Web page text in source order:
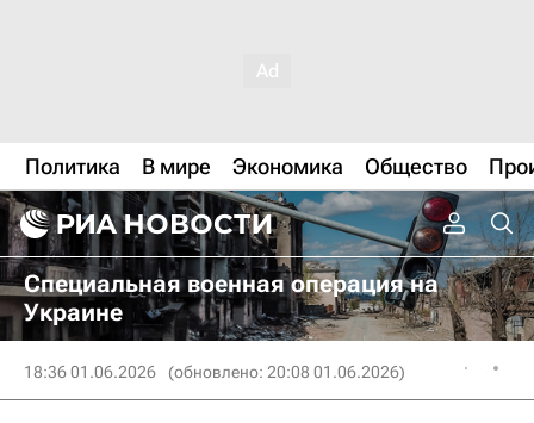
Политика В мире Экономика Общество
Специальная военная операция на
Украине
18:36 01.06.2026 (обновлено: 20:08 01.06.2026)